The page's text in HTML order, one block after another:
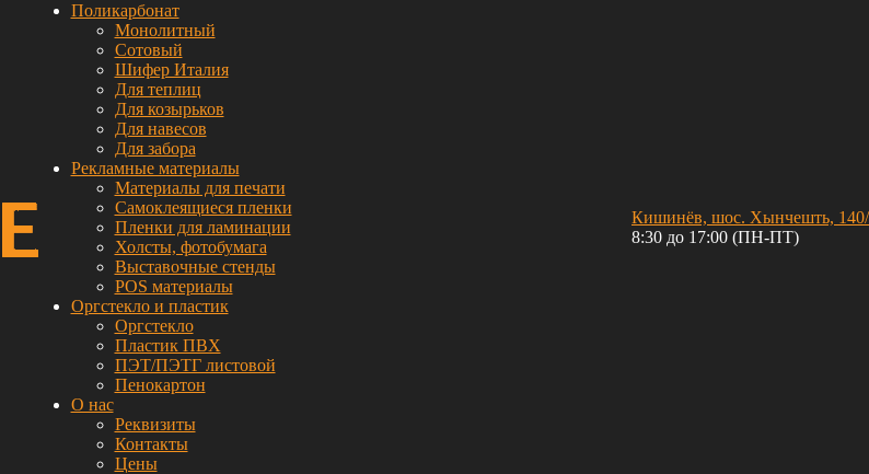
Поликарбонат
Монолитный
Сотовый
Шифер Италия
Для теплиц
Для козырьков
Для навесов
Для забора
Рекламные материалы
Материалы для печати
Самоклеящиеся пленки
Пленки для ламинации
Холсты, фотобумага
Выставочные стенды
POS материалы
Оргстекло и пластик
Оргстекло
Пластик ПВХ
ПЭТ/ПЭТГ листовой
Пенокартон
О нас
Реквизиты
Контакты
Цены
Кишинёв, шос. Хынчешть,
8:30 до 17:00 (ПН-ПТ)